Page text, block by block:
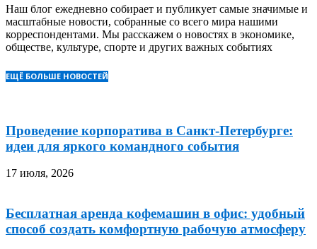
Наш блог ежедневно собирает и публикует самые значимые и
масштабные новости, собранные со всего мира нашими
корреспондентами. Мы расскажем о новостях в экономике,
обществе, культуре, спорте и других важных событиях
ЕЩЁ БОЛЬШЕ НОВОСТЕЙ
Проведение корпоратива в Санкт-Петербурге:
идеи для яркого командного события
17 июля, 2026
Бесплатная аренда кофемашин в офис: удобный
способ создать комфортную рабочую атмосферу